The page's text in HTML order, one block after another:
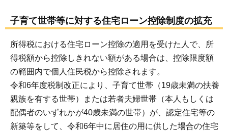
子育て世帯等に対する住宅ローン控除制度の拡充
所得税における住宅ローン控除の適用を受けた人で、所
得税額から控除しきれない額がある場合は、控除限度額
の範囲内で個人住民税から控除されます。
令和6年度税制改正により、子育て世帯（19歳未満の扶養
親族を有する世帯）または若者夫婦世帯（本人もしくは
配偶者のいずれかが40歳未満の世帯）が、認定住宅等の
新築等をして、令和6年中に居住の用に供した場合の住宅